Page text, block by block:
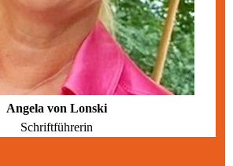
Angela von Lonski
Schriftführerin